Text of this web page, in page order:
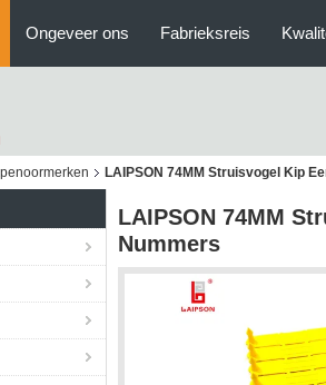
Ongeveer ons Fabrieksreis
LAIPSON 74MM Struisvogel Kip
LAIPSON 74MM
Nummers